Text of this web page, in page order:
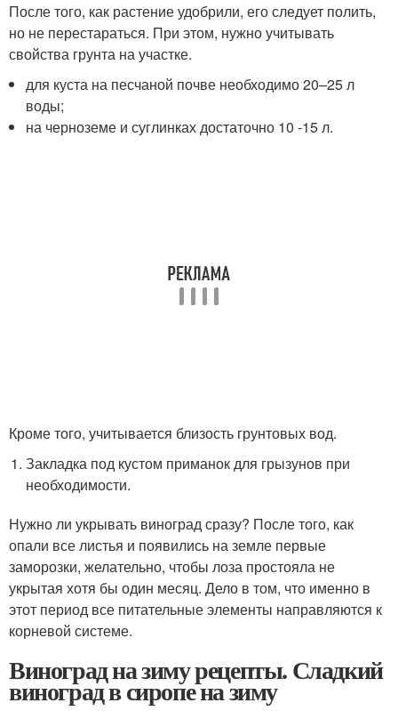
После того, как растение удобрили, его следует полить,
но не перестараться. При этом, нужно учитывать
свойства грунта на участке.
для куста на песчаной почве необходимо 20–25 л
воды;
на черноземе и суглинках достаточно 10 -15 л.
Кроме того, учитывается близость грунтовых вод.
Закладка под кустом приманок для грызунов при
необходимости.
Нужно ли укрывать виноград сразу? После того, как
опали все листья и появились на земле первые
заморозки, желательно, чтобы лоза простояла не
укрытая хотя бы один месяц. Дело в том, что именно в
этот период все питательные элементы направляются к
корневой системе.
Виноград на зиму рецепты. Сладкий
виноград в сиропе на зиму